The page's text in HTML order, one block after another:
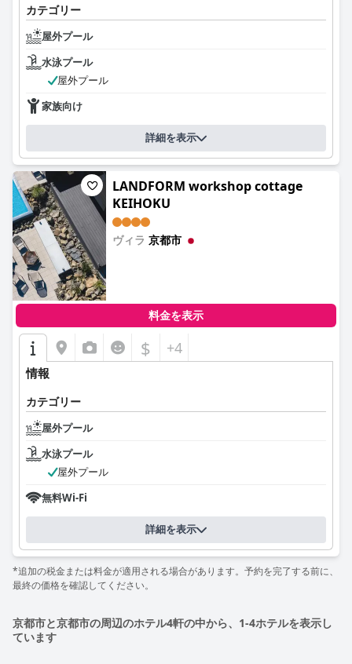
カテゴリー
屋外プール
水泳プール
屋外プール
家族向け
詳細を表示
LANDFORM workshop cottage
KEIHOKU
ヴィラ 京都市
料金を表示
$ +4
情報
カテゴリー
屋外プール
水泳プール
屋外プール
無料Wi-Fi
詳細を表示
*追加の税金または料金が適用される場合があります。予約を完了する前に、
最終の価格を確認してください。
京都市と京都市の周辺のホテル4軒の中から、1-4ホテルを表示し
ています